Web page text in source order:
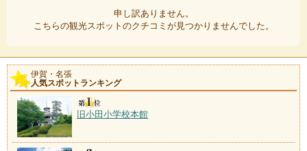
申し訳ありません。
こちらの観光スポットのクチコミが見つかりませんでした。
伊賀・名張
人気スポットランキング
旧小田小学校本館